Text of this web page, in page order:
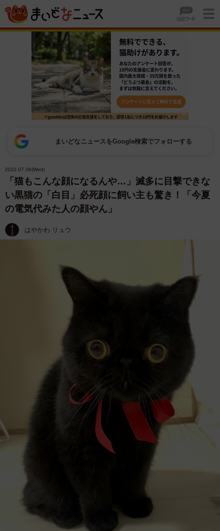
まいどなニュースをGoogle検索でフォローする
2022.07.06(Wed)
「猫もこんな顔になるんや…」滅多に目撃できな
い黒猫の「白目」必死顔に飼い主も驚き！「今夏
の電気代みた人の顔やん」
はやかわ リュウ